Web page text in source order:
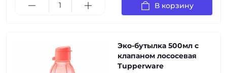
В корзину
Эко-бутылка 500мл с
клапаном лососевая
Tupperware